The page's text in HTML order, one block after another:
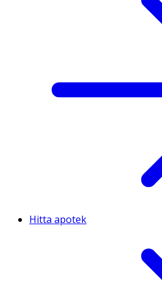
Hitta apotek